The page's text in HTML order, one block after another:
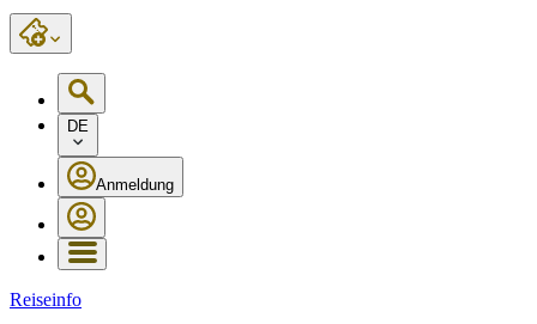
DE
Anmeldung
Reiseinfo